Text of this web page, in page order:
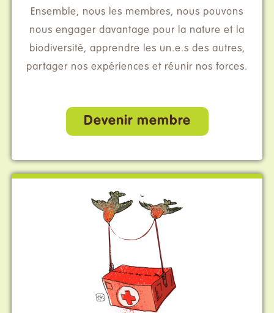
Ensemble, nous les membres, nous pouvons
nous engager davantage pour la nature et la
biodiversité, apprendre les un.e.s des autres,
partager nos expériences et réunir nos forces.
Devenir membre